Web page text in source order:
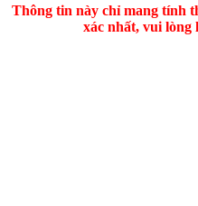
Thông tin này chỉ mang tính
xác nhất, vui lòng